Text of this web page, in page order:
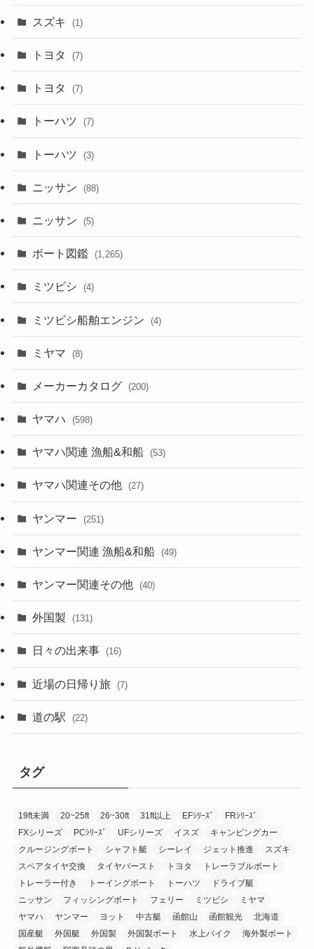
スズキ (1)
トヨタ (7)
トヨタ (7)
トーハツ (7)
トーハツ (3)
ニッサン (88)
ニッサン (5)
ボート図鑑 (1,265)
ミツビシ (4)
ミツビシ船舶エンジン (4)
ミヤマ (8)
メーカーカタログ (200)
ヤマハ (598)
ヤマハ関連 漁船&和船 (53)
ヤマハ関連その他 (27)
ヤンマー (251)
ヤンマー関連 漁船&和船 (49)
ヤンマー関連その他 (40)
外国製 (131)
日々の出来事 (16)
近場の日帰り旅 (7)
道の駅 (22)
タグ
19ft未満 20~25ft 26~30ft 31ft以上 EFｼﾘｰｽﾞ
FRｼﾘｰｽﾞ
FXシリーズ
PCｼﾘｰｽﾞ UFシリーズ イスズ
キャンピングカー
クルージングボート
シャフト艇 シーレイ ジェット推進
スズキ
スペアタイヤ交換
タイヤバースト トヨタ
トレーラブルボート
トレーラー付き
トーイングボート トーハツ
ドライブ艇
ニッサン
フィッシングボート フェリー ミツビシ
ミヤマ
ヤマハ
ヤンマー ヨット 中古艇 函館山 函館観光
北海道
国産艇
外国艇 外国製 外国製ボート 水上バイク
海外製ボート